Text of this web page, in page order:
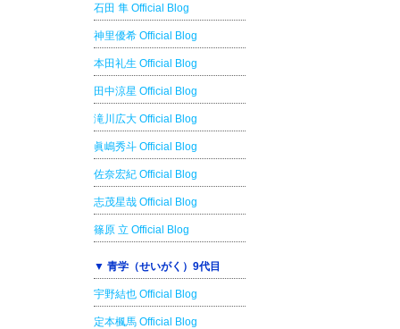
石田 隼 Official Blog
神里優希 Official Blog
本田礼生 Official Blog
田中涼星 Official Blog
滝川広大 Official Blog
眞嶋秀斗 Official Blog
佐奈宏紀 Official Blog
志茂星哉 Official Blog
篠原 立 Official Blog
▼ 青学（せいがく）9代目
宇野結也 Official Blog
定本楓馬 Official Blog